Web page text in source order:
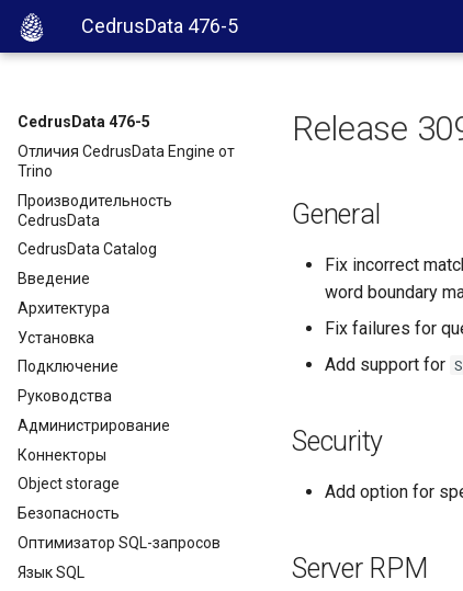
CedrusData 476-5
CedrusData 476-5
Отличия CedrusData Engine от
Trino
Производительность
CedrusData
CedrusData Catalog
Введение
Архитектура
Установка
Подключение
Руководства
Администрирование
Коннекторы
Object storage
Безопасность
Оптимизатор SQL-запросов
Язык SQL
Release
General
Fix incorrect
word boundary
Fix failures for
Add support for
Security
Add option for
Server RPM